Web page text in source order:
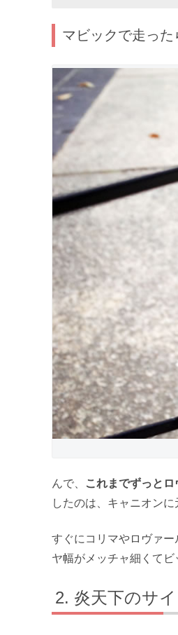
マビックで走った
んで、 これまでずっと
したのは、キャニオン
すぐにコリマやロヴァー
ヤ幅がメッチャ細くてビ
炎天下のサ